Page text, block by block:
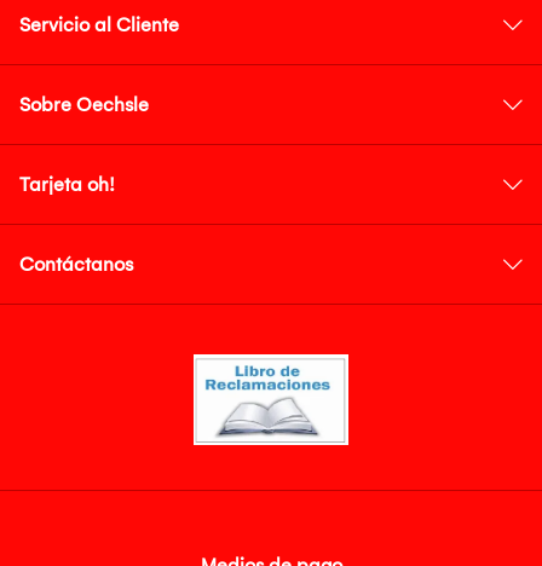
Servicio al Cliente
Sobre Oechsle
Tarjeta oh!
Contáctanos